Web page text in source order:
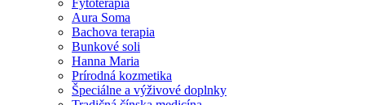
Fytoterapia
Aura Soma
Bachova terapia
Bunkové soli
Hanna Maria
Prírodná kozmetika
Špeciálne a výživové doplnky